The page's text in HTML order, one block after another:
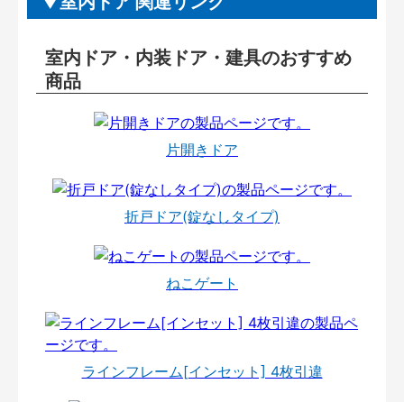
室内ドア・内装ドア・建具のおすすめ
商品
片開きドア
折戸ドア(錠なしタイプ)
ねこゲート
ラインフレーム[インセット] 4枚引違